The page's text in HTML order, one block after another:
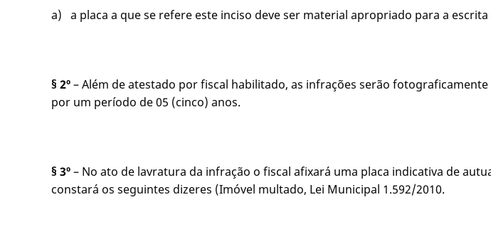
a) a placa a que se refere este inciso deve ser material apropriado para a escrita
§ 2º– Além de atestado por fiscal habilitado, as infrações serão
por um período de 05 (cinco) anos.
§ 3º– No ato de lavratura da infração o fiscal afixará uma placa indicativa de
constará os seguintes dizeres (Imóvel multado, Lei Municipal 1.592/2010.